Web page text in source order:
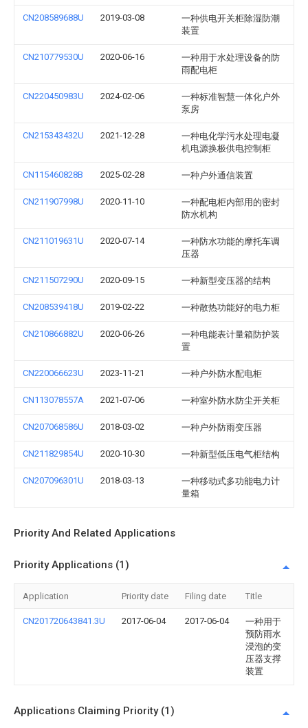
CN208589688U 2019-03-08
一种供电开关柜除湿防潮
装置
CN210779530U 2020-06-16
一种用于水处理设备的防
雨配电柜
CN220450983U 2024-02-06
一种标准智慧一体化户外
泵房
CN215343432U 2021-12-28
一种电化学污水处理电凝
机电源换极供电控制柜
CN115460828B 2025-02-28 一种户外通信装置
CN211907998U 2020-11-10
一种配电柜内部用的密封
防水机构
CN211019631U 2020-07-14
一种防水功能的摩托车调
压器
CN211507290U 2020-09-15 一种新型变压器的结构
CN208539418U 2019-02-22 一种散热功能好的电力柜
CN210866882U 2020-06-26
一种电能表计量箱防护装
置
CN220066623U 2023-11-21 一种户外防水配电柜
CN113078557A 2021-07-06 一种室外防水防尘开关柜
CN207068586U 2018-03-02 一种户外防雨变压器
CN211829854U 2020-10-30 一种新型低压电气柜结构
CN207096301U 2018-03-13
一种移动式多功能电力计
量箱
Priority And Related Applications
Priority Applications (1)
Application Priority date Filing date Title
CN201720643841.3U 2017-06-04 2017-06-04
一种用于
预防雨水
浸泡的变
压器支撑
装置
Applications Claiming Priority (1)